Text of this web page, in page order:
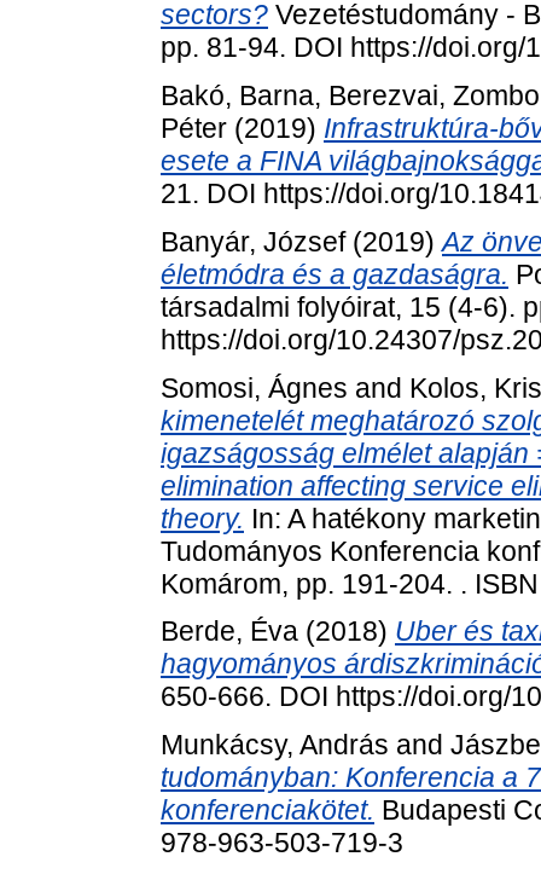
sectors? Vezetéstudomány -
pp. 81-94. DOI https://
Bakó, Barna, Berezvai,
Péter (2019) Infrastruktúra-
esete a FINA
21. DOI https://doi.org/
Banyár, József(2019)Az
életmódra és a gazdaságra.
társadalmi folyóirat, 15 (4-6).
https://doi.org/10.24307/
Somosi, Ágnes and Kolos,
kimenetelét meghatározó
igazságosság elmélet
elimination affecting service
theory. In: A hatékony
Tudományos Konferencia
Komárom, pp. 191-204. .
Berde, Éva (2018) Uber és
hagyományos
650-666. DOI https://doi.org/
Munkácsy, András and
tudományban: Konferencia a
konferenciakötet. Budapesti
978-963-503-719-3